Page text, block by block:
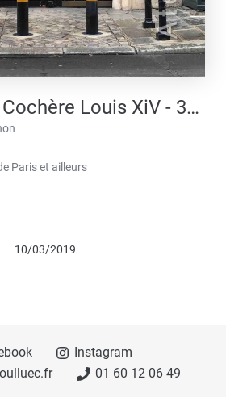
Porte Cochère Louis XiV - 35 RUE DU FBG ST HONORE
Paris et ailleurs
10/03/2019
Instagram
01 60 12 06 49